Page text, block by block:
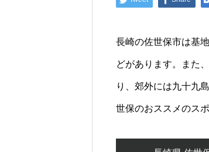
長崎の佐世保市は基
どがあります。また
り、郊外には九十九
世保のおススメのス